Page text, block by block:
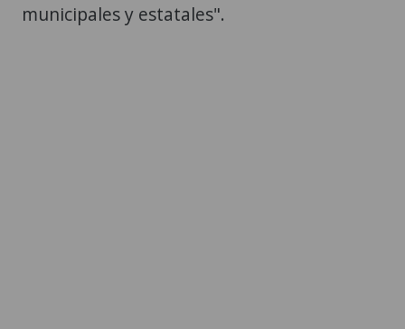
municipales y estatales".